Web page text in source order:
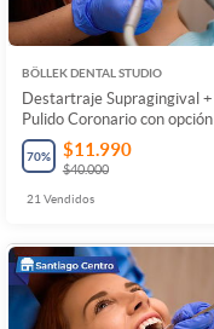
BÖLLEK DENTAL STUDIO
Destartraje Supragingival +
Pulido Coronario con opción
70% $11.990
$40.000
21 Vendidos